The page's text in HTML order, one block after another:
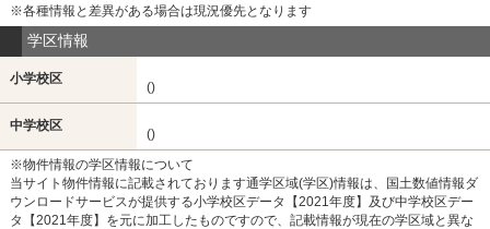
※各種情報と差異がある場合は現況優先となります
学区情報
小学校区
()
中学校区
()
※物件情報の学区情報について
当サイト物件情報に記載されております通学区域(学区)情報は、国土数値情報ダ
ウンロードサービスが提供する小学校区データ【2021年度】及び中学校区デー
タ【2021年度】を元に加工したものですので、記載情報が現在の学区域と異な